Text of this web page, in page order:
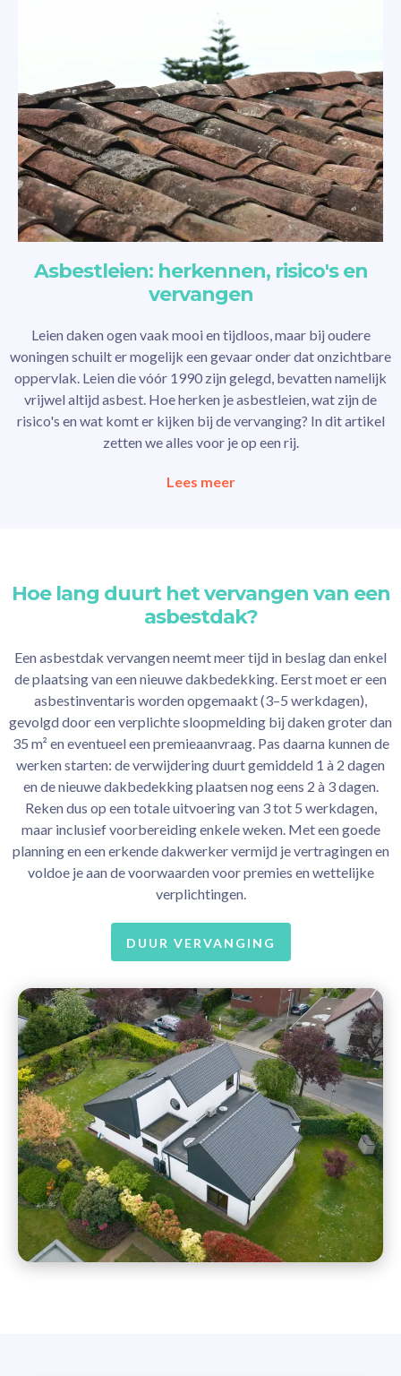
Asbestleien: herkennen, risico's en
vervangen
Leien daken ogen vaak mooi en tijdloos, maar bij oudere
woningen schuilt er mogelijk een gevaar onder dat onzichtbare
oppervlak. Leien die vóór 1990 zijn gelegd, bevatten namelijk
vrijwel altijd asbest. Hoe herken je asbestleien, wat zijn de
risico's en wat komt er kijken bij de vervanging? In dit artikel
zetten we alles voor je op een rij.
Lees meer
Hoe lang duurt het vervangen van een
asbestdak?
Een asbestdak vervangen neemt meer tijd in beslag dan enkel
de plaatsing van een nieuwe dakbedekking. Eerst moet er een
asbestinventaris worden opgemaakt (3–5 werkdagen),
gevolgd door een verplichte sloopmelding bij daken groter dan
35 m² en eventueel een premieaanvraag. Pas daarna kunnen de
werken starten: de verwijdering duurt gemiddeld 1 à 2 dagen
en de nieuwe dakbedekking plaatsen nog eens 2 à 3 dagen.
Reken dus op een totale uitvoering van 3 tot 5 werkdagen,
maar inclusief voorbereiding enkele weken. Met een goede
planning en een erkende dakwerker vermijd je vertragingen en
voldoe je aan de voorwaarden voor premies en wettelijke
verplichtingen.
DUUR VERVANGING